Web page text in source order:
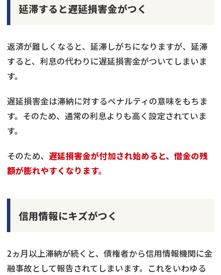
延滞すると遅延損害金がつく
返済が難しくなると、延滞しがちになりますが、延滞
すると、利息の代わりに遅延損害金がついてしまいま
す。
遅延損害金は滞納に対するペナルティの意味をもちま
す。そのため、通常の利息よりも高く設定されていま
す。
そのため、 遅延損害金が付加され始めると、借金の残
額が膨れやすくなります。
信用情報にキズがつく
2ヵ月以上滞納が続くと、債権者から信用情報機関に金
融事故として報告されてしまいます。これをいわゆる